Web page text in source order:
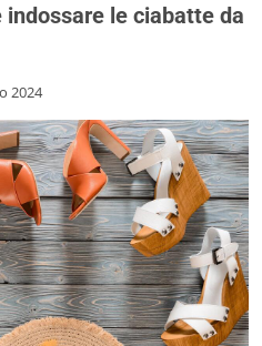
le ciabatte da
2024